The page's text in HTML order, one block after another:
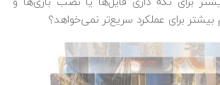
بیشتر برای عملکرد سریع‌تر نمی‌خواهد؟